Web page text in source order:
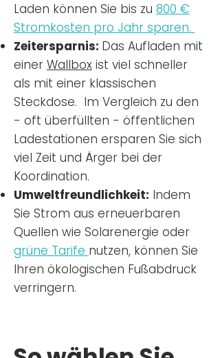
Laden können Sie bis zu 800 €
Stromkosten pro Jahr sparen.
Zeitersparnis: Das Aufladen mit
einer Wallbox ist viel schneller
als mit einer klassischen
Steckdose. Im Vergleich zu den
- oft überfüllten - öffentlichen
Ladestationen ersparen Sie sich
viel Zeit und Ärger bei der
Koordination.
Umweltfreundlichkeit: Indem
Sie Strom aus erneuerbaren
Quellen wie Solarenergie oder
grüne Tarife nutzen, können Sie
Ihren ökologischen Fußabdruck
verringern.